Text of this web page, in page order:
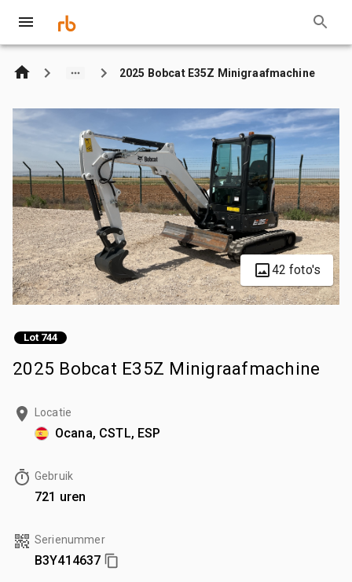
2025 Bobcat E35Z Minigraafmachine
42 foto's
Lot 744
2025 Bobcat E35Z Minigraafmachine
Locatie
Ocana, CSTL, ESP
Gebruik
721 uren
Serienummer
B3Y414637